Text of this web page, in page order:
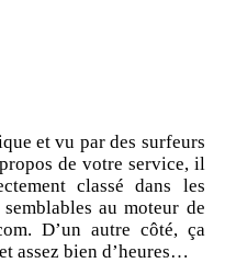
et vu par des surfeurs
de votre service, il
classé dans les
au moteur de
D’un autre côté, ça
assez bien d’heures…